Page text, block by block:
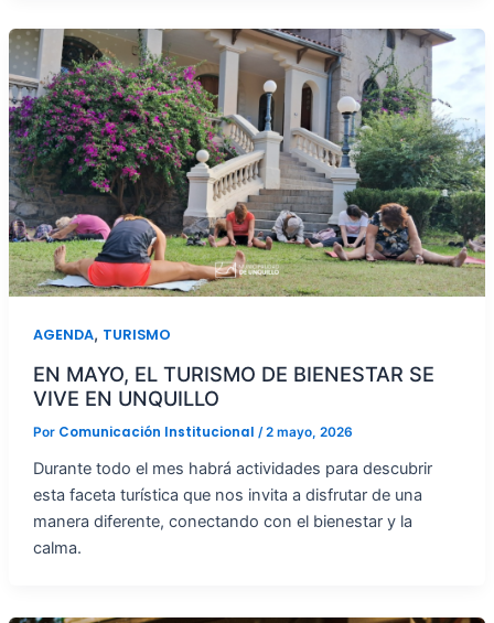
AGENDA, TURISMO
EN MAYO, EL TURISMO DE BIENESTAR SE
VIVE EN UNQUILLO
Por Comunicación Institucional /2 mayo, 2026
Durante todo el mes habrá actividades para descubrir
esta faceta turística que nos invita a disfrutar de una
manera diferente, conectando con el bienestar y la
calma.